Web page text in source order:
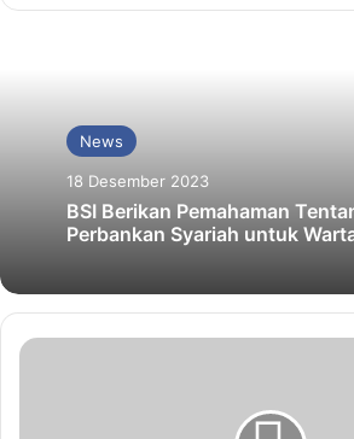
News
18 Desember 2023
BSI Berikan Pemahaman
Perbankan Syariah untuk